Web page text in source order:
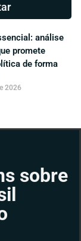
análise
promete
de forma
2026
sobre